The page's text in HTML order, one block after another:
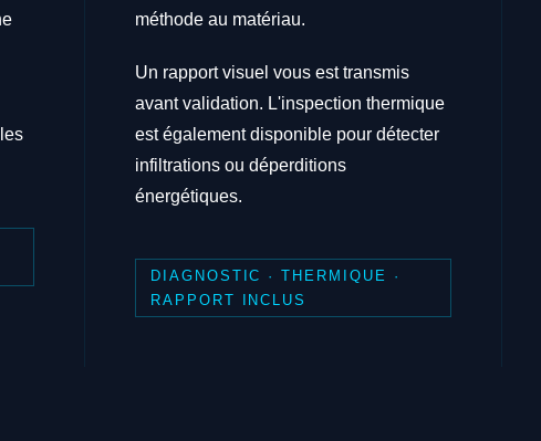
méthode au matériau.
Un rapport visuel vous est transmis
avant validation. L'inspection thermique
est également disponible pour détecter
infiltrations ou déperditions
énergétiques.
DIAGNOSTIC · THERMIQUE ·
RAPPORT INCLUS